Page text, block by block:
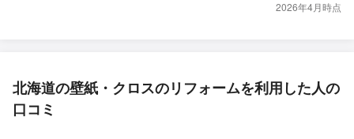
2026年4月時点
北海道の壁紙・クロスのリフォームを利用した人の
口コミ